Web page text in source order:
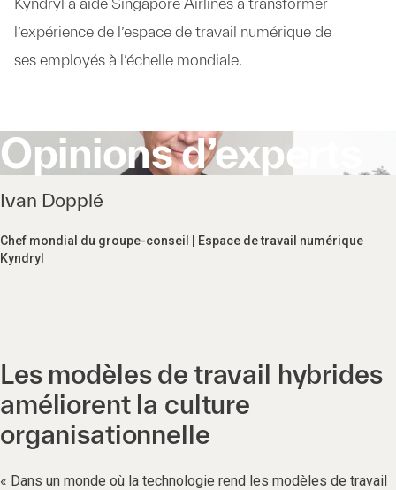
l’expérience de l’espace de travail numérique de
ses employés à l’échelle mondiale.
Opinions d’experts
Les modèles de travail hybrides
améliorent la culture
organisationnelle
« Dans un monde où la technologie rend les modèles de travail
Ivan Dopplé
Chef mondial du groupe-conseil | Espace de travail numérique
Kyndryl